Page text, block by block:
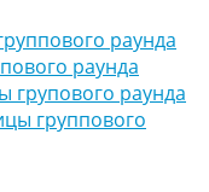
раунда
раунда
групового раунда
группового